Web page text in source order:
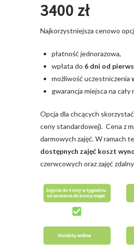
3400 zł
Najkorzystniejsza cenowo
płatność jednorazowa,
wpłata do 6 dni od
możliwość uczestniczenia
gwarancja miejsca na cały
Opcja dla chcących
ceny standardowej). Cena z
darmowych zajęć. W ramach
dostępnych zajęć koszt
czerwcowych oraz zajęć